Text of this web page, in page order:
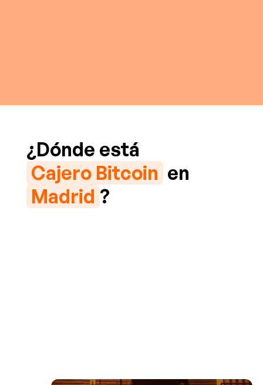
¿Dónde está
Cajero Bitcoin en
Madrid ?